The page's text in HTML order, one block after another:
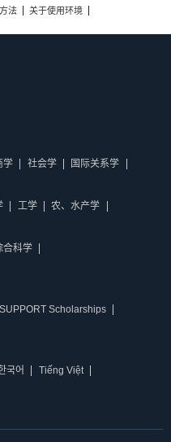
法 关于使用环境
学 社会学 国际关系学
工学 农、水产学
合科学
Scholarships
국어
Tiếng Việt